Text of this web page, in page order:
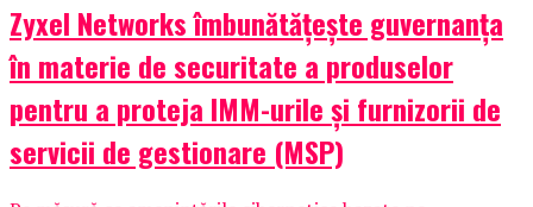
Zyxel Networks îmbunătățește guvernanța
în materie de securitate a produselor
pentru a proteja IMM-urile și furnizorii de
servicii de gestionare (MSP)